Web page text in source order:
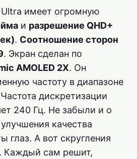
Ultra имеет огромную
и разрешение QHD+
. Соотношение сторон
. Экран сделан по
AMOLED 2X. Он
частоту в диапазоне
дискретизации
240 Гц. Не забыли и о
качества
глаз. А вот скругления
Каждый сам решит,